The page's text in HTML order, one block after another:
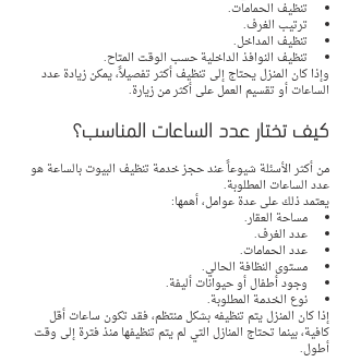
تنظيف الحمامات.
ترتيب الغرف.
تنظيف المداخل.
تنظيف النوافذ الداخلية حسب الوقت المتاح.
وإذا كان المنزل يحتاج إلى تنظيف أكثر تفصيلاً، يمكن زيادة عدد
الساعات أو تقسيم العمل على أكثر من زيارة.
كيف تختار عدد الساعات المناسب؟
من أكثر الأسئلة شيوعاً عند حجز خدمة تنظيف البيوت بالساعة هو
عدد الساعات المطلوبة.
يعتمد ذلك على عدة عوامل، أهمها:
مساحة العقار.
عدد الغرف.
عدد الحمامات.
مستوى النظافة الحالي.
وجود أطفال أو حيوانات أليفة.
نوع الخدمة المطلوبة.
إذا كان المنزل يتم تنظيفه بشكل منتظم، فقد تكون ساعات أقل
كافية، بينما تحتاج المنازل التي لم يتم تنظيفها منذ فترة إلى وقت
أطول.